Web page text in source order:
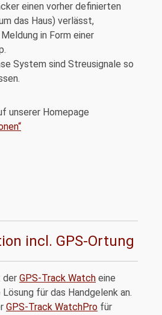
einen vorher definierten
das Haus) verlässt,
in Form einer
System sind Streusignale so
unserer Homepage
incl. GPS-Ortung
der GPS-Track Watch eine
für das Handgelenk an.
GPS-Track WatchPro für